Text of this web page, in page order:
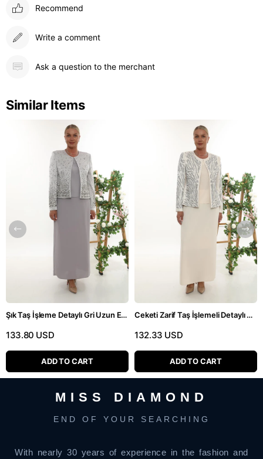
Recommend
Write a comment
Ask a question to the merchant
Similar Items
Şık Taş İşleme Detaylı Gri Uzun Etekli Üçlü Takım
133.80 USD
ADD TO CART
Ceketi Zarif Taş İşlemeli Detaylı Bej Uzun Etekli Üçlü Takım
132.33 USD
ADD TO CART
MISS DIAMOND
END OF YOUR SEARCHING
With nearly 30 years of experience in the fashion and